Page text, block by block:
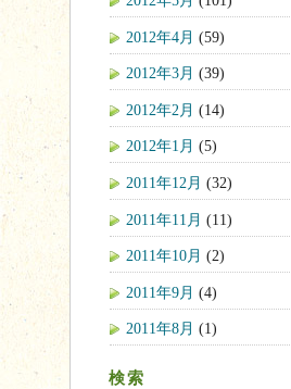
2012年4月 (59)
2012年3月 (39)
2012年2月 (14)
2012年1月 (5)
2011年12月 (32)
2011年11月 (11)
2011年10月 (2)
2011年9月 (4)
2011年8月 (1)
検索